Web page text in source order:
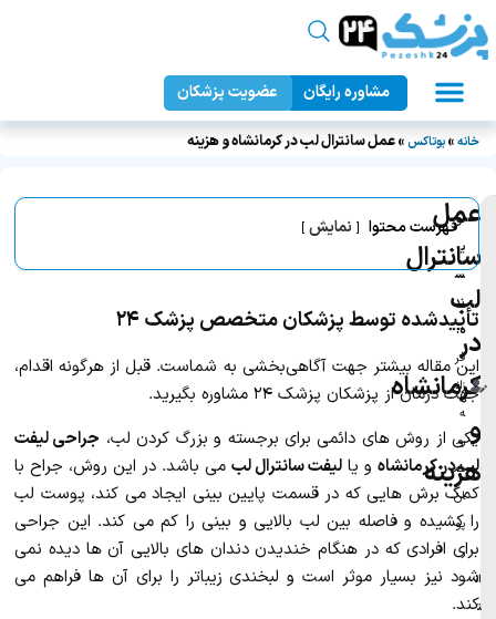
مشاوره رایگان عضویت پزشکان
خانه»بوتاکس»عمل سانترال لب در کرمانشاه و هزینه
عمل
سانترال
لب
در
کرمانشاه
و
هزینه
نو
ی
س
ند
ه:
فر
زان
ه
رم
ض
ان
پو
ر
ان
ت
فهرست محتوا نمایش
تأیید‌شده توسط پزشکان متخصص پزشک ۲۴
این مقاله بیشتر جهت آگاهی‌بخشی به شماست. قبل از هرگونه اقدام،
جهت درمان از پزشکان پزشک ۲۴ مشاوره بگیرید.
یکی از روش های دائمی برای برجسته و بزرگ کردن لب، جراحی لیفت
لب در کرمانشاه و یا لیفت سانترال لب می باشد. در این روش، جراح با
کمک برش هایی که در قسمت پایین بینی ایجاد می کند، پوست لب
را کشیده و فاصله بین لب بالایی و بینی را کم می کند. این جراحی
برای افرادی که در هنگام خندیدن دندان های بالایی آن ها دیده نمی
شود نیز بسیار موثر است و لبخندی زیباتر را برای آن ها فراهم می
کند.